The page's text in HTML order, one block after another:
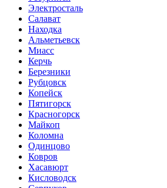
Электросталь
Салават
Находка
Альметьевск
Миасс
Керчь
Березники
Рубцовск
Копейск
Пятигорск
Красногорск
Майкоп
Коломна
Одинцово
Ковров
Хасавюрт
Кисловодск